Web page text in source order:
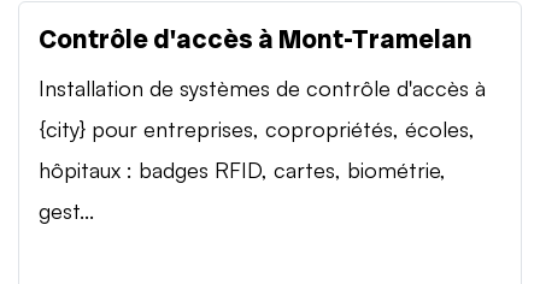
Contrôle d'accès à Mont-Tramelan
Installation de systèmes de contrôle d'accès à
{city} pour entreprises, copropriétés, écoles,
hôpitaux : badges RFID, cartes, biométrie,
gest...